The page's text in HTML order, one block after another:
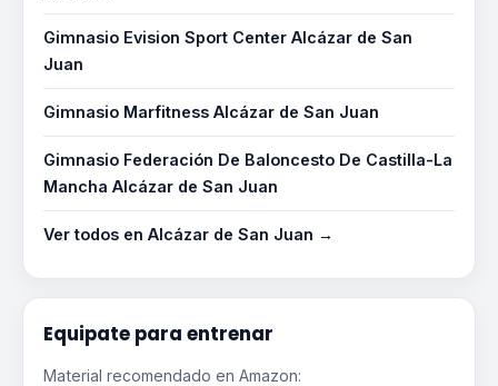
Gimnasio Evision Sport Center Alcázar de San
Juan
Gimnasio Marfitness Alcázar de San Juan
Gimnasio Federación De Baloncesto De Castilla-La
Mancha Alcázar de San Juan
Ver todos en Alcázar de San Juan →
Equipate para entrenar
Material recomendado en Amazon: